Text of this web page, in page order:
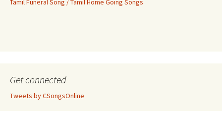
Tamil Funeral Song / Tamil Home Going Songs
Get connected
Tweets by CSongsOnline